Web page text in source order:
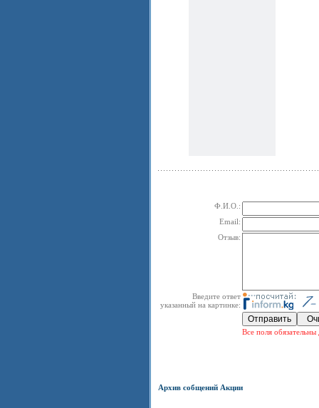
Ф.И.О.:
Email:
Отзыв:
Введите ответ
указанный на картинке:
Все поля обязательны
Архив собщений Акции